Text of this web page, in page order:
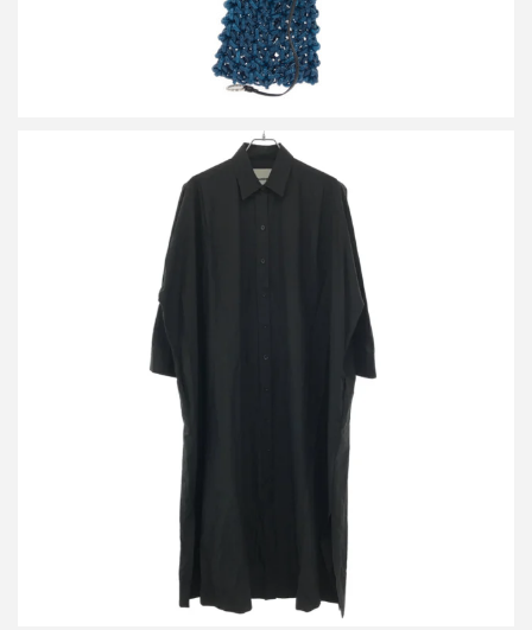
ジルサンダー 21SS コットンシルクシャツワンピース